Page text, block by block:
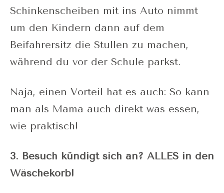
Schinkenscheiben mit ins Auto nimmt
um den Kindern dann auf dem
Beifahrersitz die Stullen zu machen,
während du vor der Schule parkst.
Naja, einen Vorteil hat es auch: So kann
man als Mama auch direkt was essen,
wie praktisch!
3. Besuch kündigt sich an? ALLES in den
Wäschekorb!